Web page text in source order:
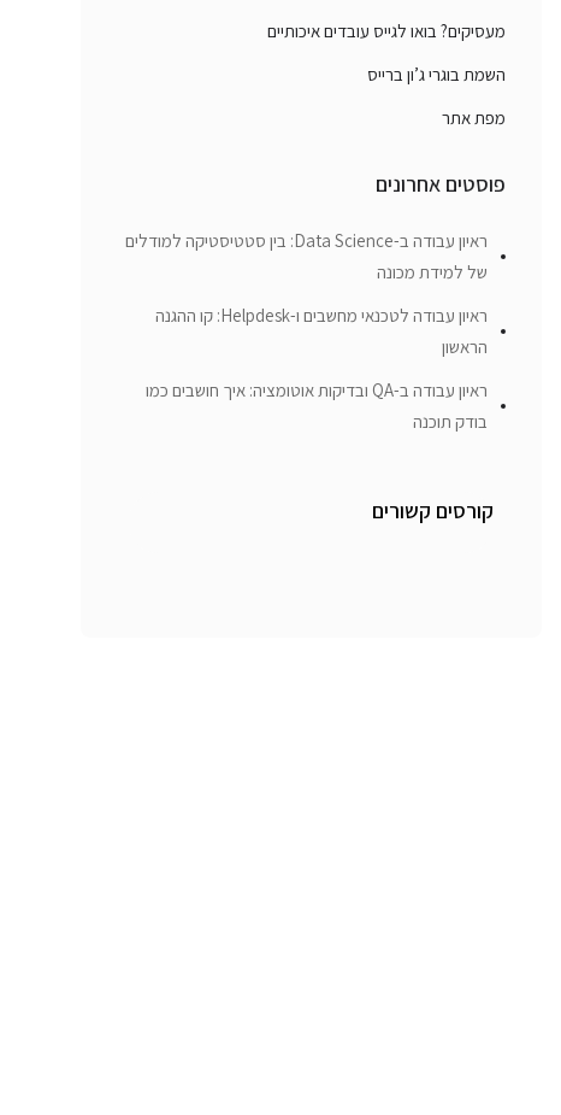
מעסיקים? בואו לגייס עובדים איכותיים
השמת בוגרי ג’ון ברייס
מפת אתר
פוסטים אחרונים
ראיון עבודה ב-Data Science: בין סטטיסטיקה למודלים
של למידת מכונה
ראיון עבודה לטכנאי מחשבים ו-Helpdesk: קו ההגנה
הראשון
ראיון עבודה ב-QA ובדיקות אוטומציה: איך חושבים כמו
בודק תוכנה
קורסים קשורים